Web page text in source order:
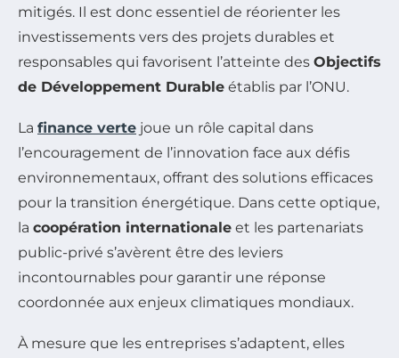
mitigés. Il est donc essentiel de réorienter les
investissements vers des projets durables et
responsables qui favorisent l’atteinte des Objectifs
de Développement Durable établis par l’ONU.
La finance verte joue un rôle capital dans
l’encouragement de l’innovation face aux défis
environnementaux, offrant des solutions efficaces
pour la transition énergétique. Dans cette optique,
la coopération internationale et les partenariats
public-privé s’avèrent être des leviers
incontournables pour garantir une réponse
coordonnée aux enjeux climatiques mondiaux.
À mesure que les entreprises s’adaptent, elles